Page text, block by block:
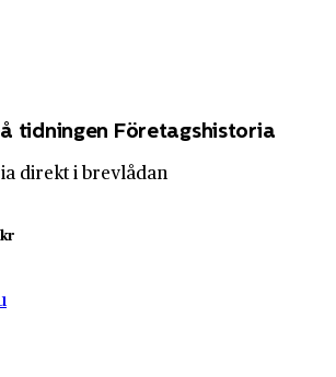
tidningen Företagshistoria
direkt i brevlådan